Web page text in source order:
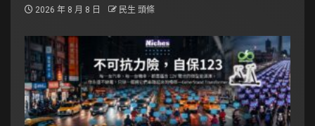
2026 年 8 月 8 日 民生 頭條